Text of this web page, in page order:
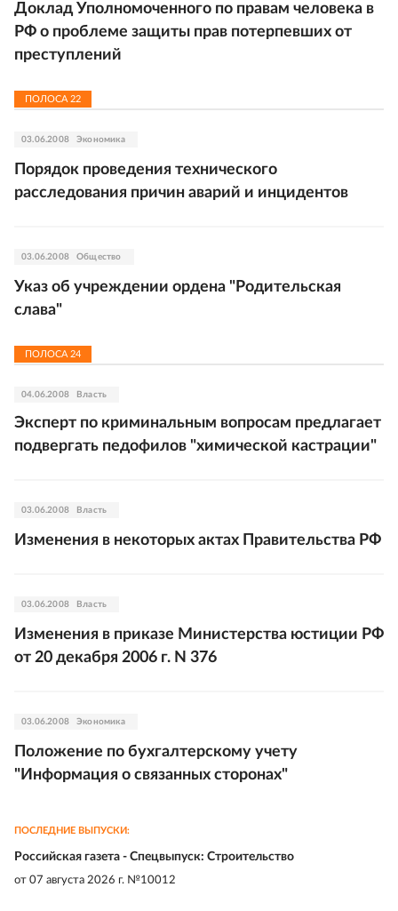
Доклад Уполномоченного по правам человека в
РФ о проблеме защиты прав потерпевших от
преступлений
ПОЛОСА 22
03.06.2008 Экономика
Порядок проведения технического
расследования причин аварий и инцидентов
03.06.2008 Общество
Указ об учреждении ордена "Родительская
слава"
ПОЛОСА 24
04.06.2008 Власть
Эксперт по криминальным вопросам предлагает
подвергать педофилов "химической кастрации"
03.06.2008 Власть
Изменения в некоторых актах Правительства РФ
03.06.2008 Власть
Изменения в приказе Министерства юстиции РФ
от 20 декабря 2006 г. N 376
03.06.2008 Экономика
Положение по бухгалтерскому учету
"Информация о связанных сторонах"
ПОСЛЕДНИЕ ВЫПУСКИ:
Российская газета - Спецвыпуск: Строительство
от 07 августа 2026 г. №10012